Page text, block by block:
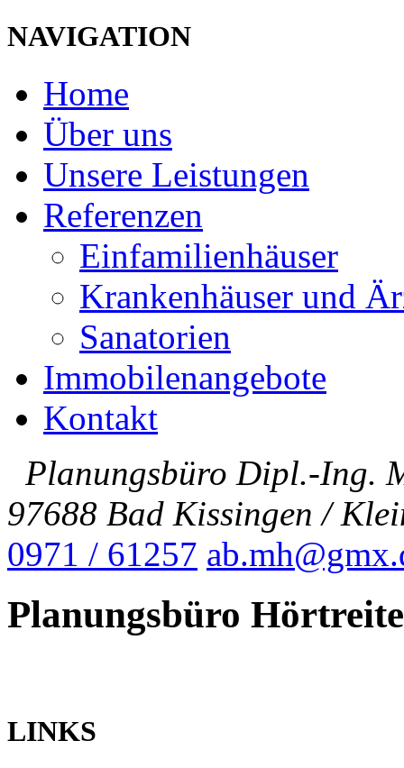
NAVIGATION
Home
Über uns
Unsere Leistungen
Referenzen
Einfamilienhäuser
Krankenhäuser und
Sanatorien
Immobilenangebote
Kontakt
Planungsbüro Dipl.-Ing.
97688 Bad Kissingen /
0971 / 61257
Planungsbüro
LINKS